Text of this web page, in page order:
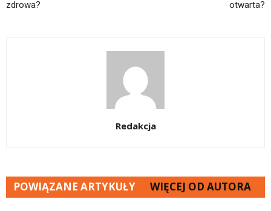
zdrowa? otwarta?
Redakcja
POWIĄZANE ARTYKUŁY WIĘCEJ OD AUTORA